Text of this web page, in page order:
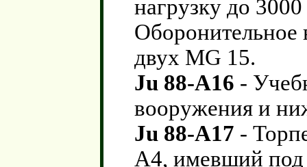
нагрузку до
Оборонительное
двух MG 15.
Ju 88-A16 -
вооружения и
Ju 88-A17 -
A4, имевший под